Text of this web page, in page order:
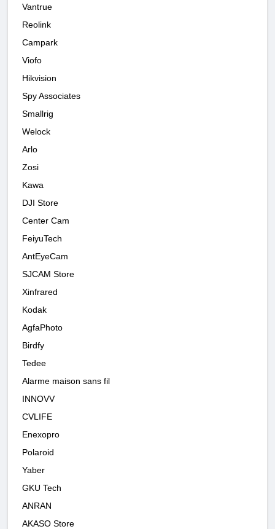
Vantrue
Reolink
Campark
Viofo
Hikvision
Spy Associates
Smallrig
Welock
Arlo
Zosi
Kawa
DJI Store
Center Cam
FeiyuTech
AntEyeCam
SJCAM Store
Xinfrared
Kodak
AgfaPhoto
Birdfy
Tedee
Alarme maison sans fil
INNOVV
CVLIFE
Enexopro
Polaroid
Yaber
GKU Tech
ANRAN
AKASO Store